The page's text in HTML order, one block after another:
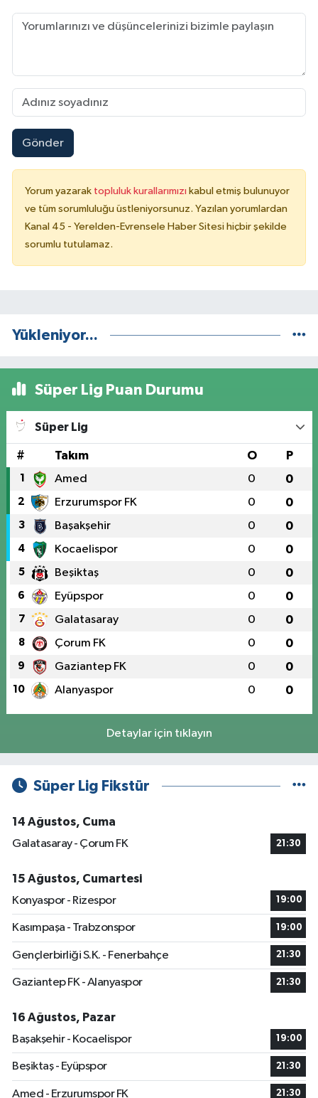
Gönder
Yorum yazarak topluluk kurallarımızı kabul etmiş bulunuyor
ve tüm sorumluluğu üstleniyorsunuz. Yazılan yorumlardan
Kanal 45 - Yerelden-Evrensele Haber Sitesi hiçbir şekilde
sorumlu tutulamaz.
Yükleniyor...
Süper Lig Puan Durumu
Süper Lig
# Takım O P
1 Amed 0 0
2 Erzurumspor FK 0 0
3 Başakşehir 0 0
4 Kocaelispor 0 0
5 Beşiktaş 0 0
6 Eyüpspor 0 0
7 Galatasaray 0 0
8 Çorum FK 0 0
9 Gaziantep FK 0 0
10 Alanyaspor 0 0
Detaylar için tıklayın
Süper Lig Fikstür
14 Ağustos, Cuma
Galatasaray - Çorum FK
21:30
15 Ağustos, Cumartesi
Konyaspor - Rizespor
19:00
Kasımpaşa - Trabzonspor 19:00
Gençlerbirliği S.K. - Fenerbahçe 21:30
Gaziantep FK - Alanyaspor 21:30
16 Ağustos, Pazar
Başakşehir - Kocaelispor
19:00
Beşiktaş - Eyüpspor 21:30
Amed - Erzurumspor FK 21:30